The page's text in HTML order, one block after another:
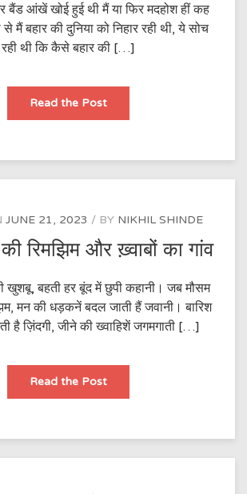
बैंड आंखें खोई हुई थी मैं या फिर मदहोश हीं कह
मैं बहार की दुनिया को निहार रही थी, ये सोच
रही थी कि कैसे बहार की […]
Read the Postगुम
JUNE 21, 2023 BY NIKHIL SHINDE
रिमझिम और ख़्वाबों का गांव
खुशबू, बहती हर बूंद में छुपी कहानी। जब मौसम
मन की धड़कनें बदल जाती हैं जवानी। बारिश
है ज़िंदगी, जीने की ख्वाहिशें जगमगाती […]
Read the Postबारिश:
की
ख़्वाबों
गांव